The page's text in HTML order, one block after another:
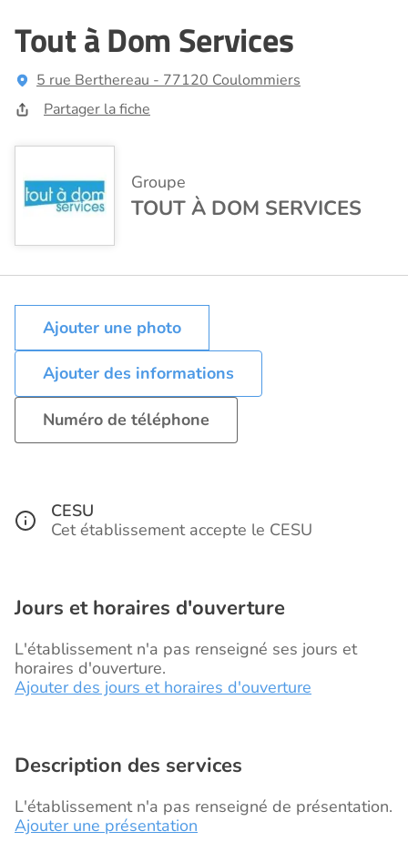
Tout à Dom Services
5 rue Berthereau - 77120 Coulommiers
Partager la fiche
Groupe
TOUT À DOM SERVICES
Ajouter des informations
Numéro de téléphone
CESU
Cet établissement accepte le CESU
Jours et horaires d'ouverture
L'établissement n'a pas renseigné ses jours et
horaires d'ouverture.
Ajouter des jours et horaires d'ouverture
Description des services
L'établissement n'a pas renseigné de présentation.
Ajouter une présentation